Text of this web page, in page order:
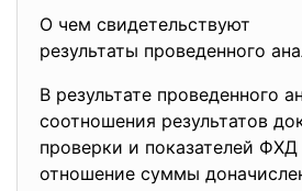
О чем свидетельствуют
результаты проведенного
В результате проведенного
соотношения результатов
проверки и показателей ФХД
отношение суммы